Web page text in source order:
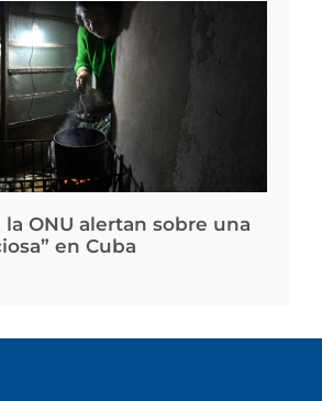
ONU alertan sobre una
en Cuba